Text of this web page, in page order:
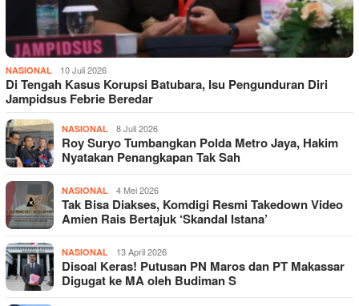
NASIONAL 10 Juli 2026
Di Tengah Kasus Korupsi Batubara, Isu Pengunduran Diri
Jampidsus Febrie Beredar
NASIONAL 8 Juli 2026
Roy Suryo Tumbangkan Polda Metro Jaya, Hakim
Nyatakan Penangkapan Tak Sah
NASIONAL 4 Mei 2026
Tak Bisa Diakses, Komdigi Resmi Takedown Video
Amien Rais Bertajuk ‘Skandal Istana’
NASIONAL 13 April 2026
Disoal Keras! Putusan PN Maros dan PT Makassar
Digugat ke MA oleh Budiman S